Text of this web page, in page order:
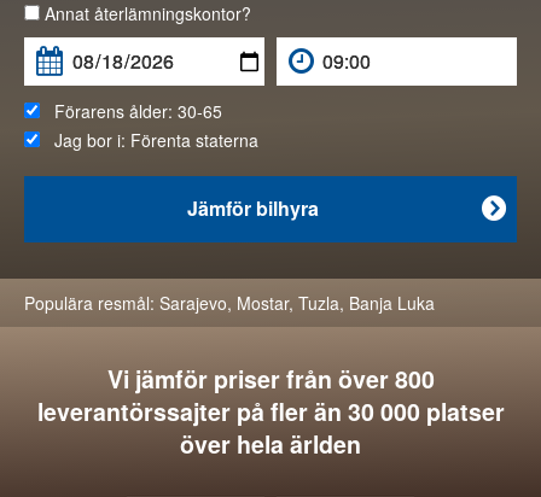
Annat återlämningskontor?
Förarens ålder: 30-65
Jag bor i: Förenta staterna

Jämför bilhyra
Populära resmål: Sarajevo, Mostar, Tuzla, Banja Luka
Vi jämför priser från över 800
leverantörssajter på fler än 30 000 platser
över hela ärlden